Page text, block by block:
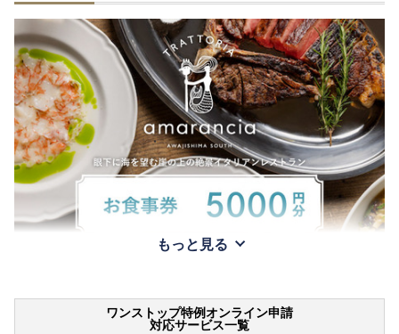
もっと見る
ワンストップ特例オンライン申請
対応サービス一覧